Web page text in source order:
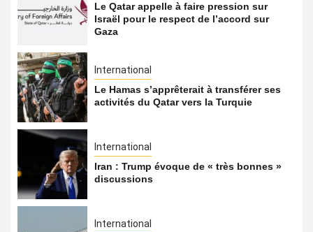
Le Qatar appelle à faire pression sur
Israël pour le respect de l’accord sur
Gaza
International
Le Hamas s’apprêterait à transférer ses
activités du Qatar vers la Turquie
International
Iran : Trump évoque de « très bonnes »
discussions
International